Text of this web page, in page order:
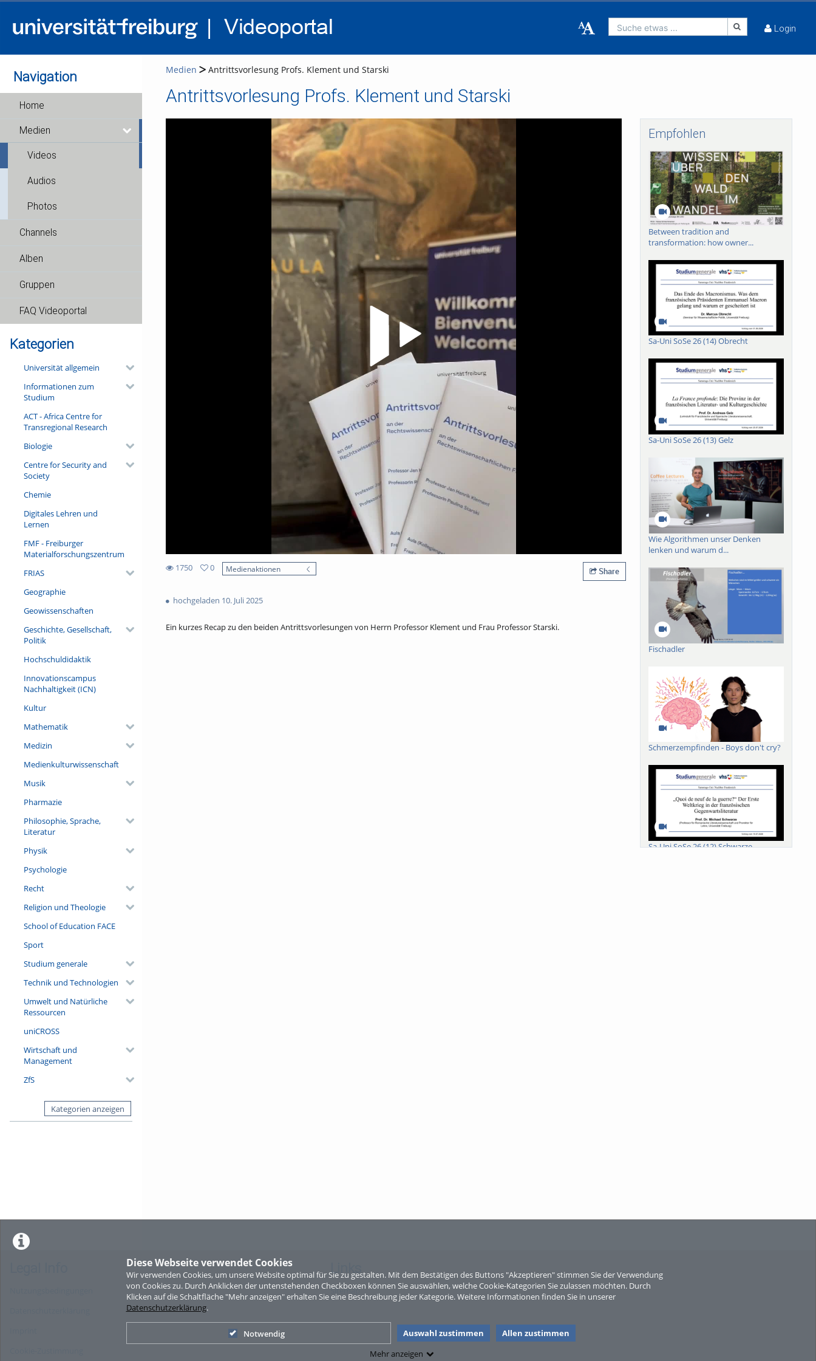
Diese Webseite verwendet Cookies
Wir verwenden Cookies, um unsere Website optimal für Sie zu gestalten. Mit dem Bestätigen des Buttons "Akzeptieren" stimmen Sie der Verwendung
von Cookies zu. Durch Anklicken der untenstehenden Checkboxen können Sie auswählen, welche Cookie-Kategorien Sie zulassen möchten. Durch
Klicken auf die Schaltfläche "Mehr anzeigen" erhalten Sie eine Beschreibung jeder Kategorie. Weitere Informationen finden Sie in unserer
Datenschutzerklärung.
Notwendig Auswahl zustimmen
Allen zustimmen
Mehr anzeigen
Suche etwas ... Login
Navigation
Home
Medien
Videos
Audios
Photos
Channels
Alben
Gruppen
FAQ Videoportal
Kategorien
Universität allgemein
Informationen zum
Studium
ACT - Africa Centre for
Transregional Research
Biologie
Centre for Security and
Society
Chemie
Digitales Lehren und
Lernen
FMF - Freiburger
Materialforschungszentrum
FRIAS
Geographie
Geowissenschaften
Geschichte, Gesellschaft,
Politik
Hochschuldidaktik
Innovationscampus
Nachhaltigkeit (ICN)
Kultur
Mathematik
Medizin
Medienkulturwissenschaft
Musik
Pharmazie
Philosophie, Sprache,
Literatur
Physik
Psychologie
Recht
Religion und Theologie
School of Education FACE
Sport
Studium generale
Technik und Technologien
Umwelt und Natürliche
Ressourcen
uniCROSS
Wirtschaft und
Management
ZfS
Kategorien anzeigen
Medien Antrittsvorlesung Profs. Klement und Starski
Antrittsvorlesung Profs. Klement und Starski
Video abspielen
1750
0
Medienaktionen Share
hochgeladen 10. Juli 2025
Ein kurzes Recap zu den beiden Antrittsvorlesungen von Herrn Professor Klement und Frau Professor Starski.
Empfohlen
Between tradition and
transformation: how owner...
Sa-Uni SoSe 26 (14) Obrecht
Sa-Uni SoSe 26 (13) Gelz
Wie Algorithmen unser Denken
lenken und warum d...
Fischadler
Schmerzempfinden - Boys don't cry?
Sa-Uni SoSe 26 (12) Schwarze
Sperber
Links
Sitemap